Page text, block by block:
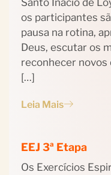
os participantes
pausa na rotina,
Deus, escutar os
reconhecer novos
[…]
Leia Mais
EEJ 3ª Etapa
Os Exercícios